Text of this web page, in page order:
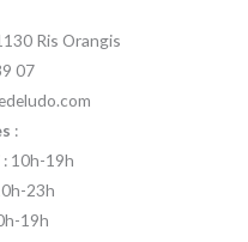
Ris Orangis
07
:
: 10h-19h
23h
19h